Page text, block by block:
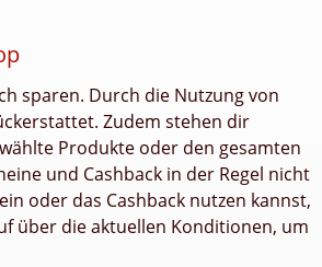
sparen. Durch die Nutzung von
Zudem stehen dir
Produkte oder den gesamten
und Cashback in der Regel nicht
oder das Cashback nutzen kannst,
über die aktuellen Konditionen, um